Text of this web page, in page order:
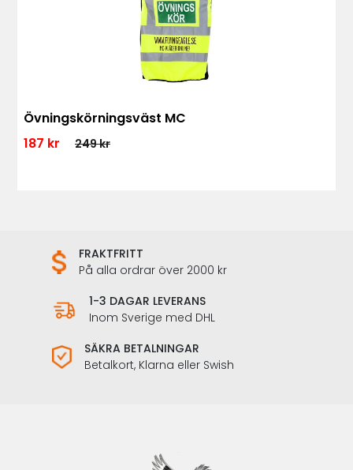
Övningskörningsväst MC
187 kr
249 kr
FRAKTFRITT
På alla ordrar över 2000 kr
1-3 DAGAR LEVERANS
Inom Sverige med DHL
SÄKRA BETALNINGAR
Betalkort, Klarna eller Swish